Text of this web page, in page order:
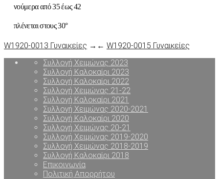
νούμερα από 35 έως 42
πλένεται στους 30°
W1920-0013 Γυναικείες → ← W1920-0015 Γυναικείες
Συλλογή Χειμώνας 2023
Συλλογή Καλοκαίρι 2023
Συλλογή Καλοκαίρι 2022
Συλλογή Χειμώνας 21-22
Συλλογή Καλοκαίρι 2021
Συλλογή Χειμώνας 2020-2021
Συλλογή Καλοκαίρι 2020
Συλλογή Χειμώνας 20-21
Συλλογή Χειμώνας 2019-2020
Συλλογή Χειμώνας 2018-2019
Συλλογή Καλοκαίρι 2018
Επικοινωνία
Πολιτική Απορρήτου